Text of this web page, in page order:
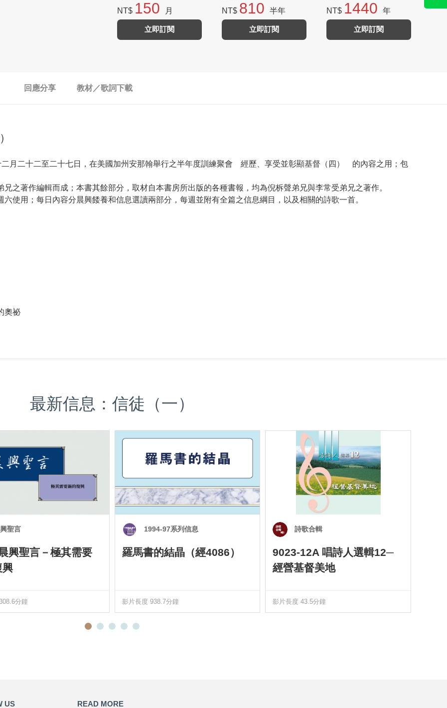
NT$ 150 月
立即訂閱
NT$ 810 半年
立即訂閱
NT$ 1440 年
立即訂閱
回應分享 教材／歌詞下載
月二十二至二十七日，在美國加州安那翰舉行之半年度訓練聚會 經歷、享受並彰顯基督（四） 的內容之用；包
之著作編輯而成；本書其餘部分，取材自本書房所出版的各種書報，均為倪柝聲弟兄與李常受弟兄之著作。
使用；每日內容分晨興餧養和信息選讀兩部分，每週並附有全篇之信息綱目，以及相關的詩歌一首。
奧祕
最新信息：信徒（一）
聖言
興聖言－極其需要
興
分鐘
1994-97系列信息
羅馬書的結晶（經4086）
影片長度 938.7分鐘
詩歌合輯
9023-12A 唱詩人選輯12─
經營基督美地
影片長度 43.5分鐘
US READ MORE